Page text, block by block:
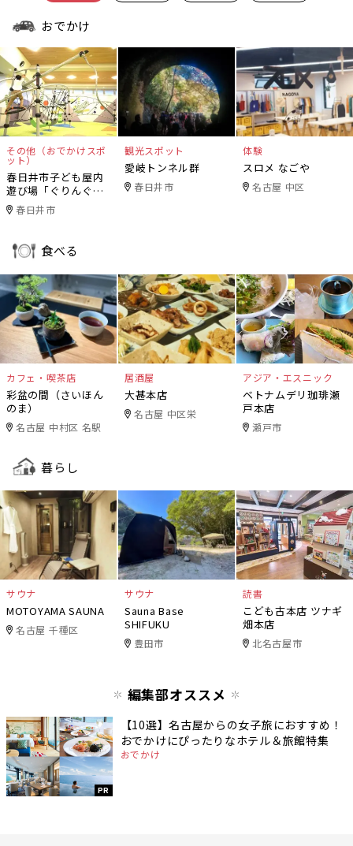
おでかけ
その他（おでかけスポ
ット）
春日井市子ども屋内
遊び場「ぐりんぐり
ん」春日井市
観光スポット
愛岐トンネル群
春日井市
体験
スロメ なごや
名古屋 中区
食べる
カフェ・喫茶店
彩盆の間（さいほん
のま）
名古屋 中村区 名駅
居酒屋
大甚本店
名古屋 中区栄
アジア・エスニック
ベトナムデリ珈琲瀬
戸本店
瀬戸市
暮らし
サウナ
MOTOYAMA SAUNA
名古屋 千種区
サウナ
Sauna Base
SHIFUKU
豊田市
読書
こども古本店 ツナギ
畑本店
北名古屋市
編集部オススメ
PR
【10選】名古屋からの女子旅におすすめ！
おでかけにぴったりなホテル＆旅館特集
おでかけ